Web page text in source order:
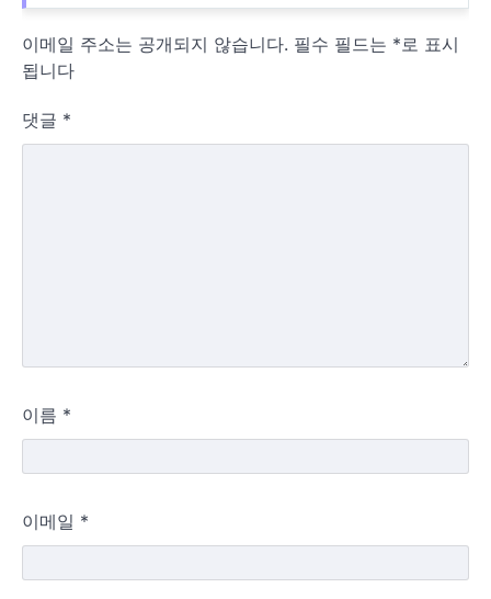
이메일 주소는 공개되지 않습니다. 필수 필드는 * 로 표시
됩니다
댓글 *
이름 *
이메일 *